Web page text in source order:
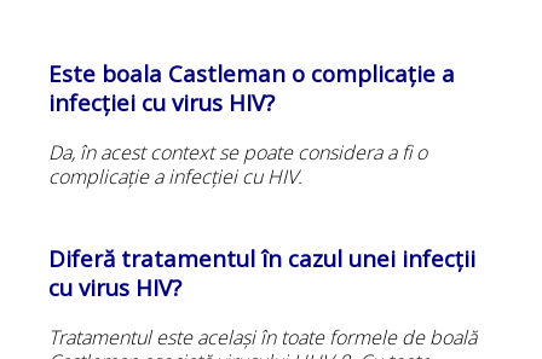
Este boala Castleman o complicație a
infecției cu virus HIV?
Da, în acest context se poate considera a fi o
complicație a infecției cu HIV.
Diferă tratamentul în cazul unei infecții
cu virus HIV?
Tratamentul este același în toate formele de boală